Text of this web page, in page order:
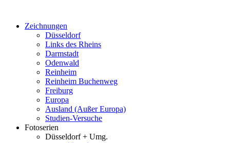
springenZeichnungen
Düsseldorf
Links des Rheins
Darmstadt
Odenwald
Reinheim
Reinheim Buchenweg
Freiburg
Europa
Ausland (Außer Europa)
Studien-Versuche
Fotoserien
Düsseldorf + Umg.